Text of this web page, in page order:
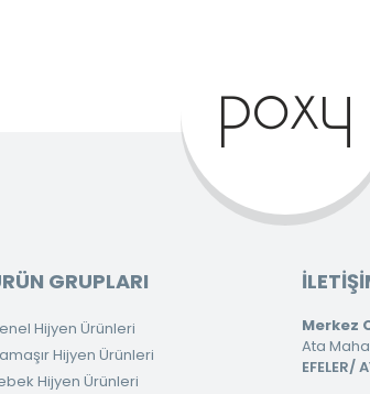
GRUPLARI
Hijyen Ürünleri
Hijyen Ürünleri
Hijyen Ürünleri
Merkez
Ata
EFELER/